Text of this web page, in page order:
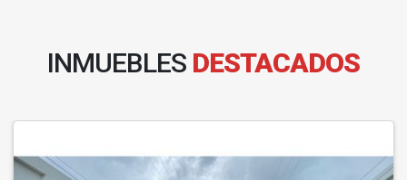
INMUEBLES DESTACADOS